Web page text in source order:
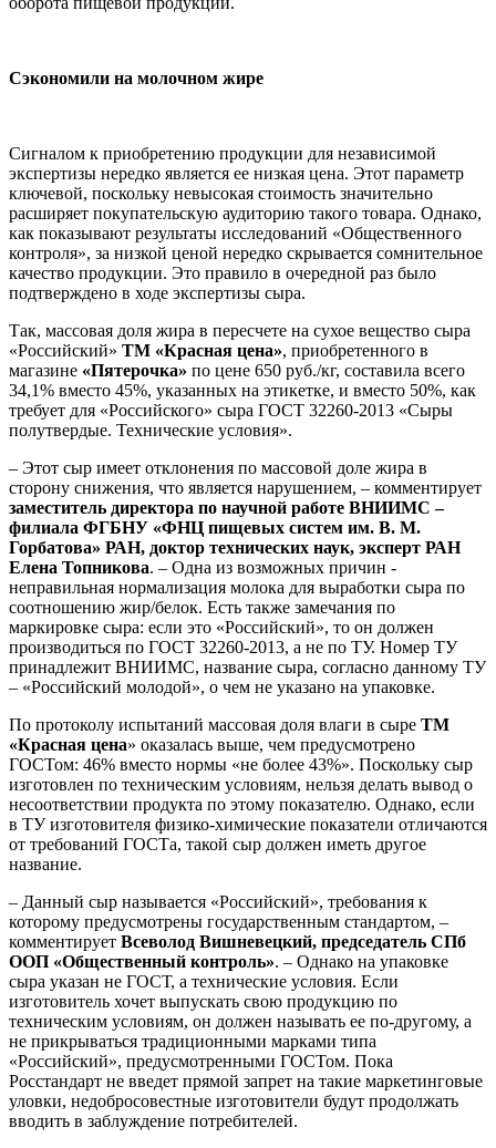
Сэкономили на молочном жире
Сигналом к приобретению продукции для независимой
экспертизы нередко является ее низкая цена. Этот параметр
ключевой, поскольку невысокая стоимость значительно
расширяет покупательскую аудиторию такого товара. Однако,
как показывают результаты исследований «Общественного
контроля», за низкой ценой нередко скрывается сомнительное
качество продукции. Это правило в очередной раз было
подтверждено в ходе экспертизы сыра.
Так, массовая доля жира в пересчете на сухое вещество сыра
«Российский» ТМ «Красная цена», приобретенного в
магазине «Пятерочка» по цене 650 руб./кг, составила всего
34,1% вместо 45%, указанных на этикетке, и вместо 50%, как
требует для «Российского» сыра ГОСТ 32260-2013 «Сыры
полутвердые. Технические условия».
– Этот сыр имеет отклонения по массовой доле жира в
сторону снижения, что является нарушением, – комментирует
заместитель директора по научной работе ВНИИМС –
филиала ФГБНУ «ФНЦ пищевых систем им. В. М.
Горбатова» РАН, доктор технических наук, эксперт РАН
Елена Топникова. – Одна из возможных причин -
неправильная нормализация молока для выработки сыра по
соотношению жир/белок. Есть также замечания по
маркировке сыра: если это «Российский», то он должен
производиться по ГОСТ 32260-2013, а не по ТУ. Номер ТУ
принадлежит ВНИИМС, название сыра, согласно данному ТУ
– «Российский молодой», о чем не указано на упаковке.
По протоколу испытаний массовая доля влаги в сыре ТМ
«Красная цена» оказалась выше, чем предусмотрено
ГОСТом: 46% вместо нормы «не более 43%». Поскольку сыр
изготовлен по техническим условиям, нельзя делать вывод о
несоответствии продукта по этому показателю. Однако, если
в ТУ изготовителя физико-химические показатели отличаются
от требований ГОСТа, такой сыр должен иметь другое
название.
– Данный сыр называется «Российский», требования к
которому предусмотрены государственным стандартом, –
комментирует Всеволод Вишневецкий, председатель СПб
ООП «Общественный контроль». – Однако на упаковке
сыра указан не ГОСТ, а технические условия. Если
изготовитель хочет выпускать свою продукцию по
техническим условиям, он должен называть ее по-другому, а
не прикрываться традиционными марками типа
«Российский», предусмотренными ГОСТом. Пока
Росстандарт не введет прямой запрет на такие маркетинговые
уловки, недобросовестные изготовители будут продолжать
вводить в заблуждение потребителей.